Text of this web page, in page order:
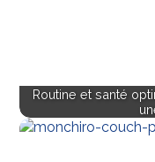
Routine et santé